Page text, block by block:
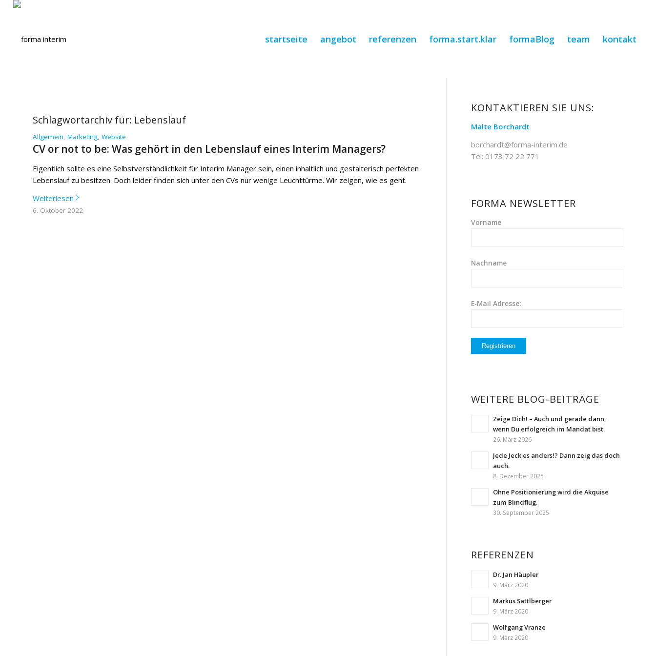
startseite angebot referenzen forma.start.klar formaBlog team kontakt
Schlagwortarchiv für: Lebenslauf
Allgemein, Marketing, Website
CV or not to be: Was gehört in den Lebenslauf eines Interim Managers?
Eigentlich sollte es eine Selbstverständlichkeit für Interim Manager sein, einen inhaltlich und gestalterisch perfekten
Lebenslauf zu besitzen. Doch leider finden sich unter den CVs nur wenige Leuchttürme. Wir zeigen, wie es geht.
Weiterlesen
6. Oktober 2022
KONTAKTIEREN SIE UNS:
Malte Borchardt
borchardt@forma-interim.de
Tel: 0173 72 22 771
FORMA NEWSLETTER
Vorname
Nachname
E-Mail Adresse:
WEITERE BLOG-BEITRÄGE
Zeige Dich! – Auch und gerade dann,
wenn Du erfolgreich im Mandat bist.
26. März 2026
Jede Jeck es anders!? Dann zeig das doch
auch.
8. Dezember 2025
Ohne Positionierung wird die Akquise
zum Blindflug.
30. September 2025
REFERENZEN
Dr. Jan Häupler
9. März 2020
Markus Sattlberger
9. März 2020
Wolfgang Vranze
9. März 2020